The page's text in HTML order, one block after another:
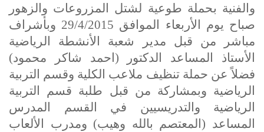
والفنية بحملة طوعية لشتل المزروعات والزهور
صباح يوم الأربعاء الموافق 29/4/2015 وبأشراف
مباشر من قبل مدير شعبة الأنشطة الرياضية
الأستاذ المساعد الدكتور (احمد شاكر محمود)
فضلاً عن حملة تنظيف ملاعب الكلية وقسم التربية
الرياضية وبمشاركة من قبل طلبة قسم التربية
الرياضية والتدريسيين في القسم المدرس
المساعد (المعتصم بالله وهيب) ومدرب الألعاب